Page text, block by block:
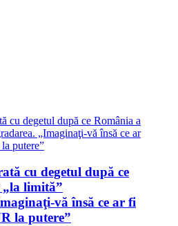
cu degetul după ce
limită”
vă însă ce ar fi
la putere”